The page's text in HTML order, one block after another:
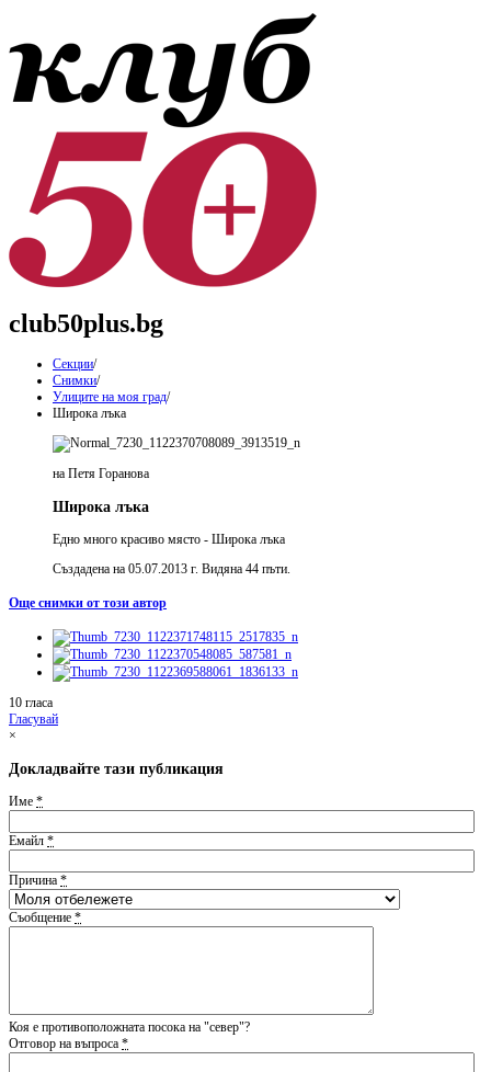
club50plus.bg
Секции/
Снимки/
Улиците на моя град/
Широка лъка
на Петя Горанова
Широка лъка
Едно много красиво място - Широка лъка
Създадена на 05.07.2013 г. Видяна 44 пъти.
Още снимки от този автор
10 гласа
Гласувай
×
Докладвайте тази публикация
Име *
Емайл *
Причина *
Съобщение *
Коя е противоположната посока на "север"?
Отговор на въпроса *